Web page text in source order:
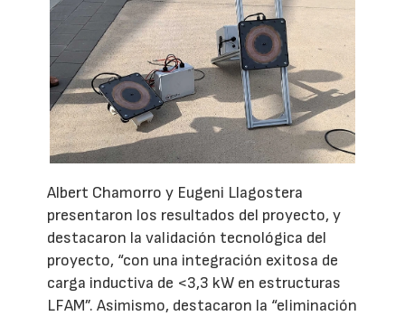
Albert Chamorro y Eugeni Llagostera
presentaron los resultados del proyecto, y
destacaron la validación tecnológica del
proyecto, “con una integración exitosa de
carga inductiva de <3,3 kW en estructuras
LFAM”. Asimismo, destacaron la “eliminación